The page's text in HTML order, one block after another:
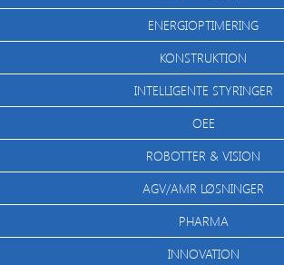
ENERGIOPTIMERING
KONSTRUKTION
INTELLIGENTE STYRINGER
OEE
ROBOTTER & VISION
AGV/AMR LØSNINGER
PHARMA
INNOVATION